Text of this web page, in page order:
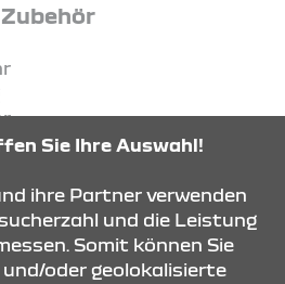
Sie Ihre Auswahl!
ihre Partner verwenden
und die Leistung
Somit können Sie
oder geolokalisierte